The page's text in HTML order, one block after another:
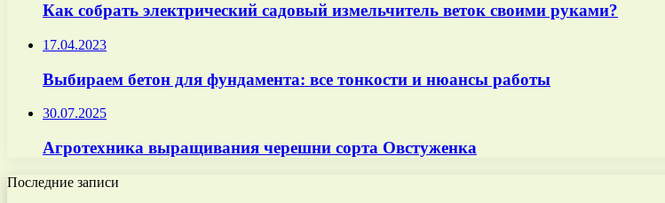
Как собрать электрический садовый измельчитель веток своими руками?
17.04.2023
Выбираем бетон для фундамента: все тонкости и нюансы работы
30.07.2025
Агротехника выращивания черешни сорта Овстуженка
Последние записи